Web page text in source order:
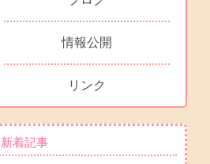
情報公開
リンク
新着記事